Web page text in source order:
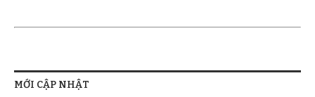
MỚI CẬP NHẬT